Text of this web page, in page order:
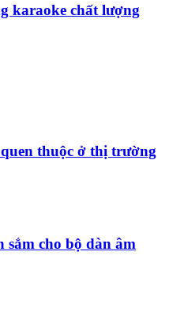
karaoke chất lượng
thuộc ở thị trường
sắm cho bộ dàn âm